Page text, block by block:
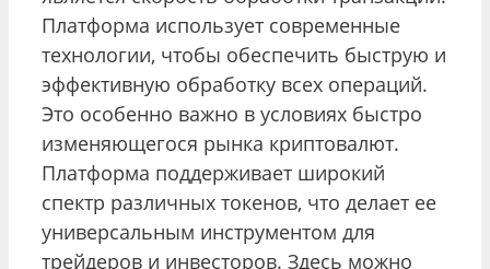
Платформа использует современные
технологии, чтобы обеспечить быструю и
эффективную обработку всех операций.
Это особенно важно в условиях быстро
изменяющегося рынка криптовалют.
Платформа поддерживает широкий
спектр различных токенов, что делает ее
универсальным инструментом для
трейдеров и инвесторов. Здесь можно